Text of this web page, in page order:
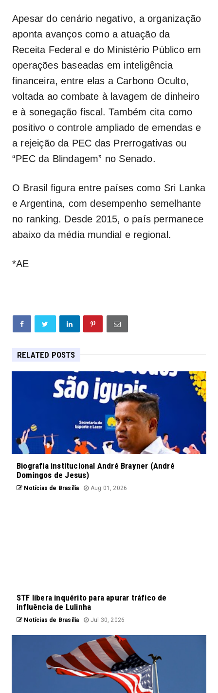
Apesar do cenário negativo, a organização
aponta avanços como a atuação da
Receita Federal e do Ministério Público em
operações baseadas em inteligência
financeira, entre elas a Carbono Oculto,
voltada ao combate à lavagem de dinheiro
e à sonegação fiscal. Também cita como
positivo o controle ampliado de emendas e
a rejeição da PEC das Prerrogativas ou
“PEC da Blindagem” no Senado.
O Brasil figura entre países como Sri Lanka
e Argentina, com desempenho semelhante
no ranking. Desde 2015, o país permanece
abaixo da média mundial e regional.
*AE
RELATED POSTS
Biografia institucional André Brayner (André
Domingos de Jesus)
Notícias de Brasília Aug 01, 2026
STF libera inquérito para apurar tráfico de
influência de Lulinha
Notícias de Brasília Jul 30, 2026